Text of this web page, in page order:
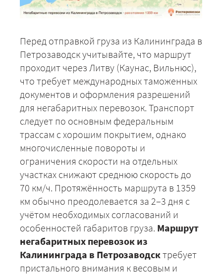
Перед отправкой груза из Калининграда в
Петрозаводск учитывайте, что маршрут
проходит через Литву (Каунас, Вильнюс),
что требует международных таможенных
документов и оформления разрешений
для негабаритных перевозок. Транспорт
следует по основным федеральным
трассам с хорошим покрытием, однако
многочисленные повороты и
ограничения скорости на отдельных
участках снижают среднюю скорость до
70 км/ч. Протяжённость маршрута в 1359
км обычно преодолевается за 2–3 дня с
учётом необходимых согласований и
особенностей габаритов груза. Маршрут
негабаритных перевозок из
Калининграда в Петрозаводск требует
пристального внимания к весовым и